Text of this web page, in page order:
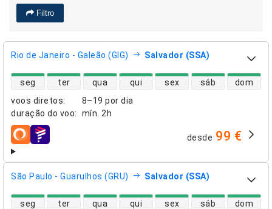
Filtro
Rio de Janeiro - Galeão (GIG) Salvador (SSA)
voos diretos:
8–19 por dia
duração do voo: mín. 2h
disponibilidade de voos diretos
seg ter qua qui sex sáb dom
companhias aéreas desde 99 €
São Paulo - Guarulhos (GRU) Salvador (SSA)
disponibilidade de voos diretos
seg ter qua qui sex sáb dom